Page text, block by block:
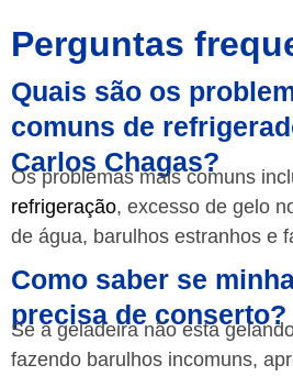
Perguntas
Quais são os
comuns de
Carlos Chagas?
Os problemas mais comuns
refrigeração, excesso de gelo
de água, barulhos estranhos e
Como saber se
precisa de conserto?
Se a geladeira não está
fazendo barulhos incomuns,